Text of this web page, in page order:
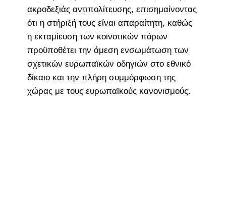
ακροδεξιάς αντιπολίτευσης, επισημαίνοντας
ότι η στήριξή τους είναι απαραίτητη, καθώς
η εκταμίευση των κοινοτικών πόρων
προϋποθέτει την άμεση ενσωμάτωση των
σχετικών ευρωπαϊκών οδηγιών στο εθνικό
δίκαιο και την πλήρη συμμόρφωση της
χώρας με τους ευρωπαϊκούς κανονισμούς.